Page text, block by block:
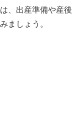
、出産準備や産後
ましょう。